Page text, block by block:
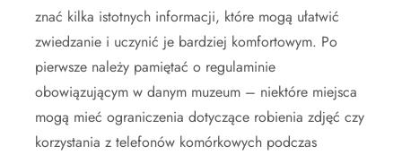
znać kilka istotnych informacji, które mogą ułatwić
zwiedzanie i uczynić je bardziej komfortowym. Po
pierwsze należy pamiętać o regulaminie
obowiązującym w danym muzeum – niektóre miejsca
mogą mieć ograniczenia dotyczące robienia zdjęć czy
korzystania z telefonów komórkowych podczas